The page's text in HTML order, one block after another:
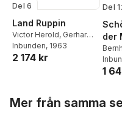
Del 6
Land Ruppin
Victor Herold, Gerhard
Zimmermann,Gerd
Heinrich
Inbunden, 1963
2 174 kr
Del
der
1
Mer från samma